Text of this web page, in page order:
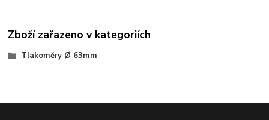
Zboží zařazeno v kategoriích
Tlakoměry Ø 63mm